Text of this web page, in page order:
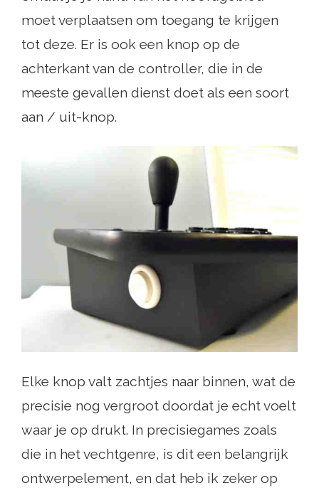
moet verplaatsen om toegang te krijgen
tot deze. Er is ook een knop op de
achterkant van de controller, die in de
meeste gevallen dienst doet als een soort
aan / uit-knop.
Elke knop valt zachtjes naar binnen, wat de
precisie nog vergroot doordat je echt voelt
waar je op drukt. In precisiegames zoals
die in het vechtgenre, is dit een belangrijk
ontwerpelement, en dat heb ik zeker op